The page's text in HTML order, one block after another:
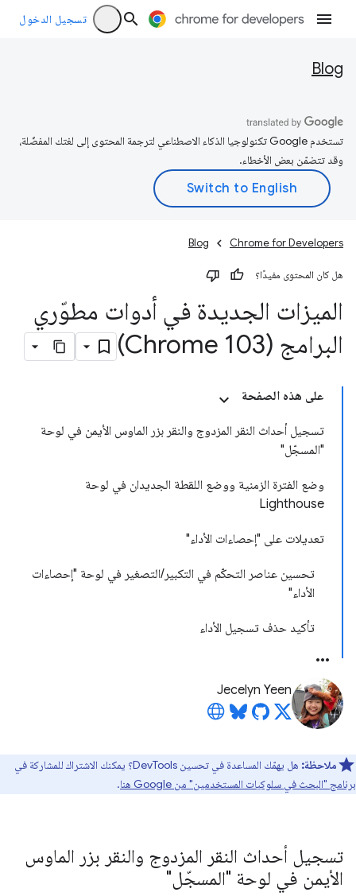
تسجيل الدخول
Blog
تستخدم Google تكنولوجيا الذكاء الاصطناعي لترجمة المحتوى إلى لغتك المفضّلة،
وقد تتضمّن بعض الأخطاء.
Chrome for Developers
Blog
هل كان المحتوى مفيدًا؟
الميزات الجديدة في أدوات مطوّري
البرامج (Chrome 103)
على هذه الصفحة
تسجيل أحداث النقر المزدوج والنقر بزر الماوس الأيمن في لوحة
"المسجّل"
وضع الفترة الزمنية ووضع اللقطة الجديدان في لوحة
Lighthouse
تعديلات على "إحصاءات الأداء"
تحسين عناصر التحكّم في التكبير/التصغير في لوحة "إحصاءات
الأداء"
تأكيد حذف تسجيل الأداء
Jecelyn Yeen
ملاحظة: هل يهمّك المساعدة في تحسين DevTools؟ يمكنك الاشتراك للمشاركة في
برنامج "البحث في سلوكيات المستخدمين" من Google هنا
.
تسجيل أحداث النقر المزدوج والنقر بزر الماوس
الأيمن في لوحة "المسجّل"